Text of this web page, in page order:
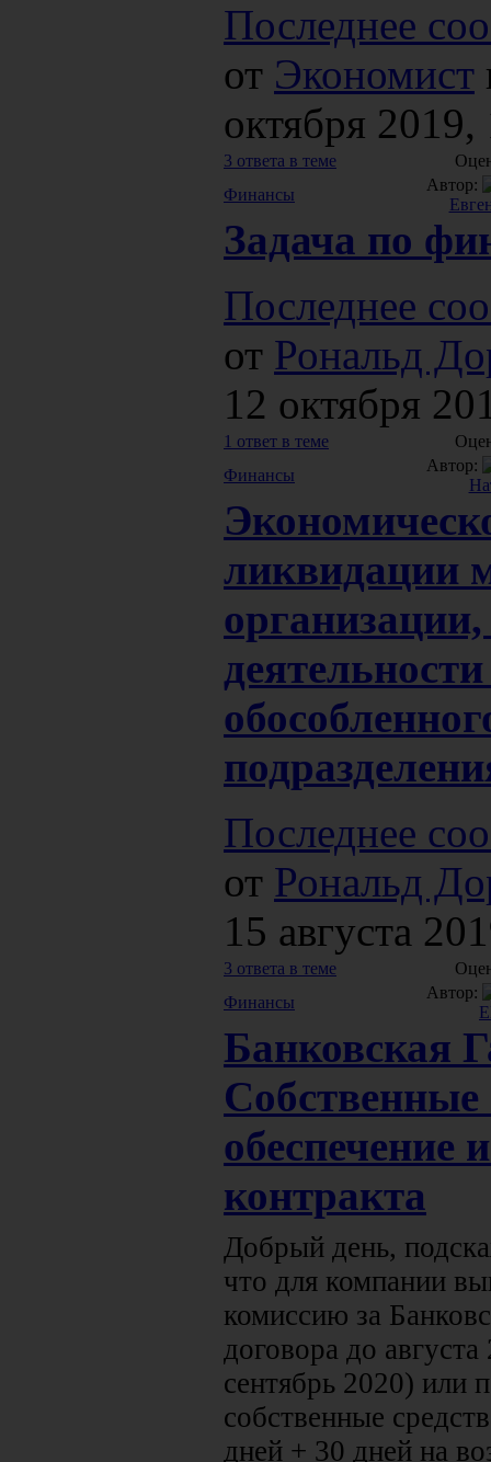
Последнее
от Экономист
октября 2019,
3 ответа в теме
Финансы
Автор:
Задача по
Последнее
от Рональд
12 октября
1 ответ в теме
Финансы
Автор:
ликвидации
деятельности
Последнее
от Рональд
15 августа
3 ответа в теме
Финансы
Автор:
Банковская
Собственные
обеспечение
контракта
Добрый день,
что для компании
комиссию за
договора до
сентябрь 2020) или
собственные
дней + 30 дней на